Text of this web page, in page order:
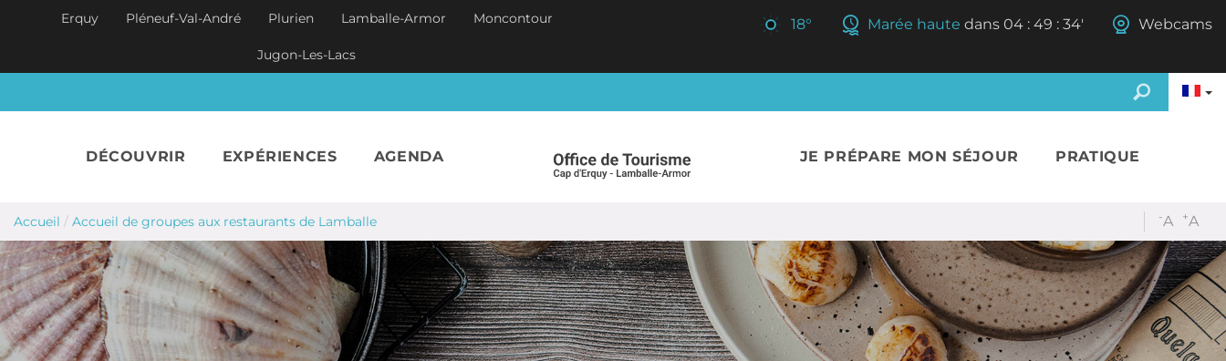
Aller au contenu principal
Erquy Pléneuf-Val-André Plurien Lamballe-Armor Moncontour
Jugon-Les-Lacs
18° Marée haute dans 04 : 49 : 32' Webcams
DÉCOUVRIR EXPÉRIENCES AGENDA JE PRÉPARE MON SÉJOUR PRATIQUE
Accueil / Accueil de groupes aux restaurants de Lamballe -A +A